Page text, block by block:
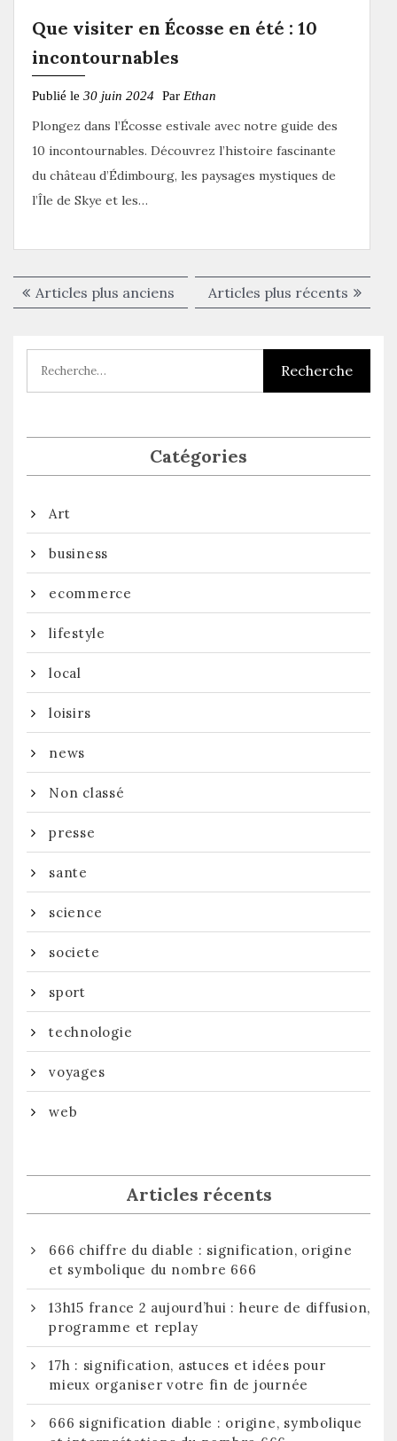
Que visiter en Écosse en été : 10
incontournables
Publié le 30 juin 2024 Par Ethan
Plongez dans l’Écosse estivale avec notre guide des
10 incontournables. Découvrez l’histoire fascinante
du château d’Édimbourg, les paysages mystiques de
l’Île de Skye et les…
Navigation
des
articles
Articles plus anciens Articles plus récents
Catégories
Art
business
ecommerce
lifestyle
local
loisirs
news
Non classé
presse
sante
science
societe
sport
technologie
voyages
web
Articles récents
666 chiffre du diable : signification, origine
et symbolique du nombre 666
13h15 france 2 aujourd’hui : heure de diffusion,
programme et replay
17h : signification, astuces et idées pour
mieux organiser votre fin de journée
666 signification diable : origine, symbolique